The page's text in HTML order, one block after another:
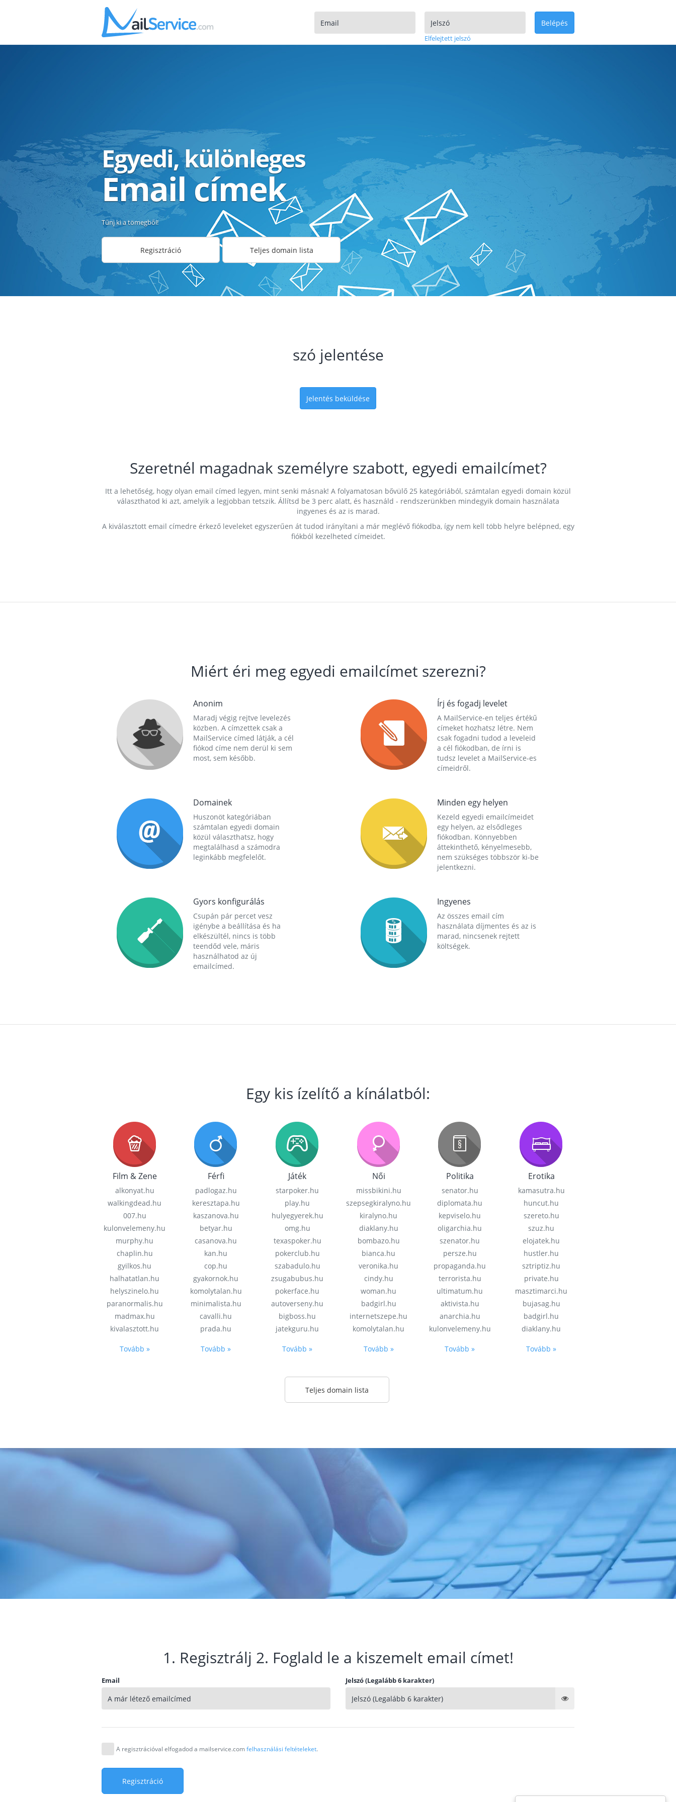
Elfelejtett jelszó
Belépés
Egyedi, különleges
Email címek
Tűnj ki a tömegből!
Regisztráció Teljes domain lista
szó jelentése
Jelentés beküldése
Szeretnél magadnak személyre szabott, egyedi emailcímet?
Itt a lehetőség, hogy olyan email címed legyen, mint senki másnak! A folyamatosan bővülő 25 kategóriából, számtalan egyedi domain közül
választhatod ki azt, amelyik a legjobban tetszik. Állítsd be 3 perc alatt, és használd - rendszerünkben mindegyik domain használata
ingyenes és az is marad.
A kiválasztott email címedre érkező leveleket egyszerűen át tudod irányítani a már meglévő fiókodba, így nem kell több helyre belépned, egy
fiókból kezelheted címeidet.
Miért éri meg egyedi emailcímet szerezni?
Anonim
Maradj végig rejtve levelezés
közben. A címzettek csak a
MailService címed látják, a cél
fiókod címe nem derül ki sem
most, sem később.
Írj és fogadj levelet
A MailService-en teljes értékű
címeket hozhatsz létre. Nem
csak fogadni tudod a leveleid
a cél fiókodban, de írni is
tudsz levelet a MailService-es
címeidről.
Domainek
Huszonöt kategóriában
számtalan egyedi domain
közül választhatsz, hogy
megtalálhasd a számodra
leginkább megfelelőt.
Minden egy helyen
Kezeld egyedi emailcímeidet
egy helyen, az elsődleges
fiókodban. Könnyebben
áttekinthető, kényelmesebb,
nem szükséges többször ki-be
jelentkezni.
Gyors konfigurálás
Csupán pár percet vesz
igénybe a beállítása és ha
elkészültél, nincs is több
teendőd vele, máris
használhatod az új
emailcímed.
Ingyenes
Az összes email cím
használata díjmentes és az is
marad, nincsenek rejtett
költségek.
Egy kis ízelítő a kínálatból:
Film & Zene
alkonyat.hu
walkingdead.hu
007.hu
kulonvelemeny.hu
murphy.hu
chaplin.hu
gyilkos.hu
halhatatlan.hu
helyszinelo.hu
paranormalis.hu
madmax.hu
kivalasztott.hu
Tovább »
Férfi
padlogaz.hu
keresztapa.hu
kaszanova.hu
betyar.hu
casanova.hu
kan.hu
cop.hu
gyakornok.hu
komolytalan.hu
minimalista.hu
cavalli.hu
prada.hu
Tovább »
Játék
starpoker.hu
play.hu
hulyegyerek.hu
omg.hu
texaspoker.hu
pokerclub.hu
szabadulo.hu
zsugabubus.hu
pokerface.hu
autoverseny.hu
bigboss.hu
jatekguru.hu
Tovább »
Női
missbikini.hu
szepsegkiralyno.hu
kiralyno.hu
diaklany.hu
bombazo.hu
bianca.hu
veronika.hu
cindy.hu
woman.hu
badgirl.hu
internetszepe.hu
komolytalan.hu
Tovább »
Politika
senator.hu
diplomata.hu
kepviselo.hu
oligarchia.hu
szenator.hu
persze.hu
propaganda.hu
terrorista.hu
ultimatum.hu
aktivista.hu
anarchia.hu
kulonvelemeny.hu
Tovább »
Erotika
kamasutra.hu
huncut.hu
szereto.hu
szuz.hu
elojatek.hu
hustler.hu
sztriptiz.hu
private.hu
masztimarci.hu
bujasag.hu
badgirl.hu
diaklany.hu
Tovább »
Teljes domain lista
1. Regisztrálj 2. Foglald le a kiszemelt email címet!
Email Jelszó (Legalább 6 karakter)
A regisztrációval elfogadod a mailservice.comfelhasználási feltételeket.
Regisztráció